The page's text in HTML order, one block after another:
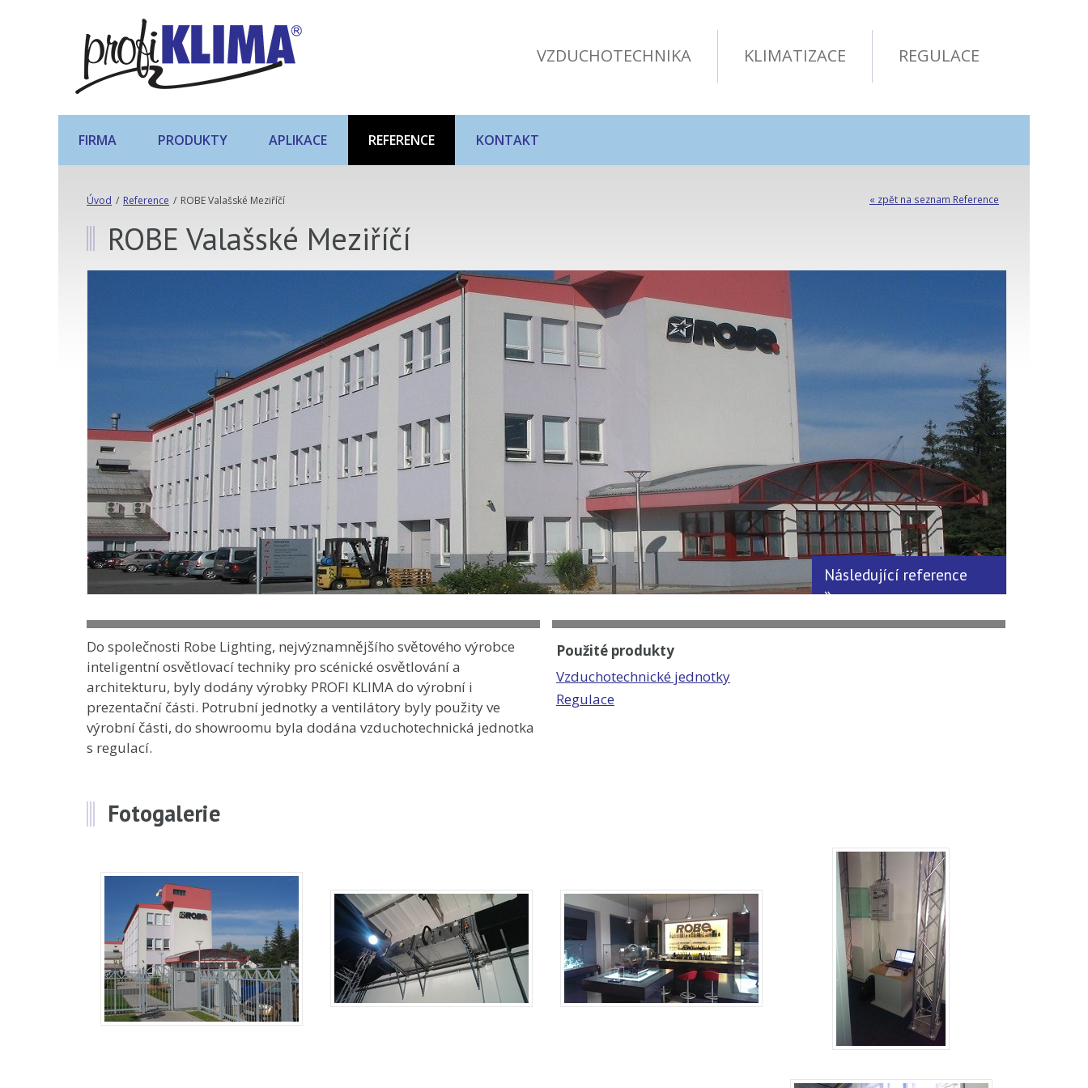
VZDUCHOTECHNIKA KLIMATIZACE REGULACE
FIRMA PRODUKTY APLIKACE REFERENCE KONTAKT
Úvod / Reference / ROBE Valašské Meziříčí
ROBE Valašské Meziříčí
« zpět na seznam Reference
Následující reference
»
Do společnosti Robe Lighting, nejvýznamnějšího světového výrobce
inteligentní osvětlovací techniky pro scénické osvětlování a
architekturu, byly dodány výrobky PROFI KLIMA do výrobní i
prezentační části. Potrubní jednotky a ventilátory byly použity ve
výrobní části, do showroomu byla dodána vzduchotechnická jednotka
s regulací.
Použité produkty
Vzduchotechnické jednotky
Regulace
Fotogalerie